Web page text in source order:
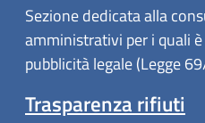
Sezione dedicata alla
amministrativi per i quali
pubblicità legale (Legge
Trasparenza rifiuti